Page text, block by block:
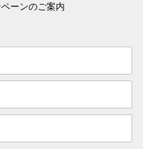
ーンのご案内